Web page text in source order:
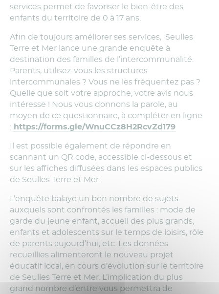
services permet de favoriser le bien-être des
enfants du territoire de 0 à 17 ans.
Afin de toujours améliorer ses services, Seulles
Terre et Mer lance une grande enquête à
destination des familles de l’intercommunalité.
Parents, utilisez-vous les structures
intercommunales ? Vous ne les fréquentez pas ?
Quelle que soit votre approche, votre avis nous
intéresse ! Nous vous donnons la parole, au
moyen de ce questionnaire, à compléter en ligne
: https://forms.gle/WnuCCz8H2RcvZd179
Il est possible également de répondre en
scannant un QR code, accessible ci-dessous et
sur les affiches diffusées dans les espaces publics
de Seulles Terre et Mer.
L’enquête balaye un bon nombre de sujets
auxquels sont confrontés les familles : mode de
garde du jeune enfant, accueil des plus grands,
enfants et adolescents sur le temps de loisirs, rôle
de parents aujourd’hui, etc. Les données
recueillies alimenteront le nouveau projet
éducatif local, en cours d’évolution sur le territoire
de Seulles Terre et Mer. L’implication du plus
grand nombre d’entre vous permettra de